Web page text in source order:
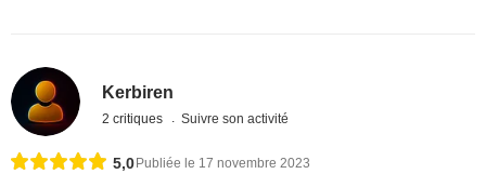
Kerbiren
2 critiques Suivre son activité
5,0 Publiée le 17 novembre 2023